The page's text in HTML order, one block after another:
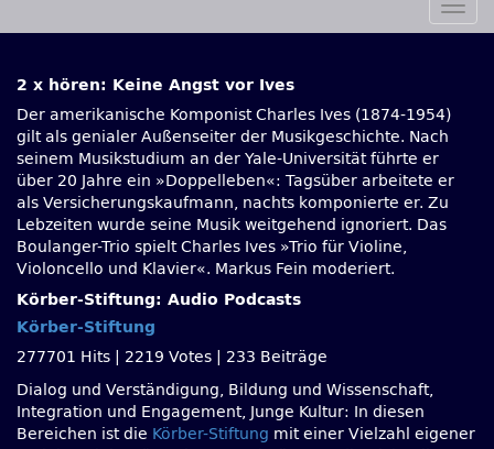
2 x hören: Keine Angst vor Ives
Der amerikanische Komponist Charles Ives (1874-1954)
gilt als genialer Außenseiter der Musikgeschichte. Nach
seinem Musikstudium an der Yale-Universität führte er
über 20 Jahre ein »Doppelleben«: Tagsüber arbeitete er
als Versicherungskaufmann, nachts komponierte er. Zu
Lebzeiten wurde seine Musik weitgehend ignoriert. Das
Boulanger-Trio spielt Charles Ives »Trio für Violine,
Violoncello und Klavier«. Markus Fein moderiert.
Körber-Stiftung: Audio Podcasts
Körber-Stiftung
277701 Hits
2219 Votes
233 Beiträge
Dialog und Verständigung, Bildung und Wissenschaft,
Integration und Engagement, Junge Kultur: In diesen
Bereichen ist die Körber-Stiftung mit einer Vielzahl eigener